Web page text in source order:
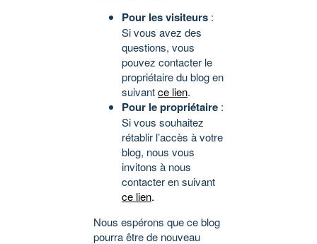
Pour les visiteurs :
Si vous avez des
questions, vous
pouvez contacter le
propriétaire du blog en
suivantce lien.
Pour le propriétaire :
Si vous souhaitez
rétablir l’accès à votre
blog, nous vous
invitons à nous
contacter en suivant
ce lien.
Nous espérons que ce blog
pourra être de nouveau